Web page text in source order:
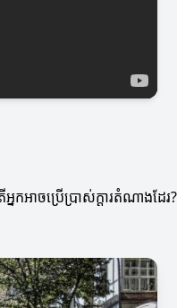
អាចប្រើប្រាស់ក្ដារតំណាងដែរ